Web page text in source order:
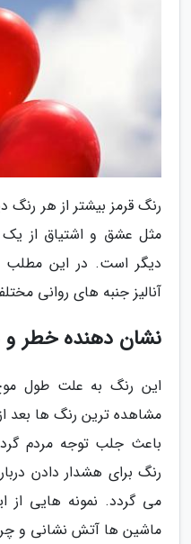
رنگ قرمز بیشتر از هر
مثل عشق و اشتیاق از
دیگر است. در این مطلب
آنالیز جنبه های روانی
نشان دهنده خطر
این رنگ به علت طول
مشاهده ترین رنگ ها بعد
باعث جلب توجه مردم
رنگ برای هشدار دادن
می گردد. نمونه هایی از
ماشین ها آتش نشانی و